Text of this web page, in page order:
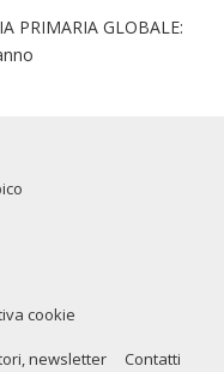
PRIMARIA GLOBALE:
cookie
newsletter Contatti